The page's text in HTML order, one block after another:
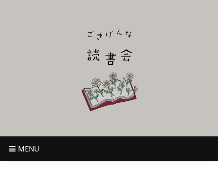
ごきげんな読
~児童書好き主催者によるオールジャンルOK！のんびり読書会~
MENU